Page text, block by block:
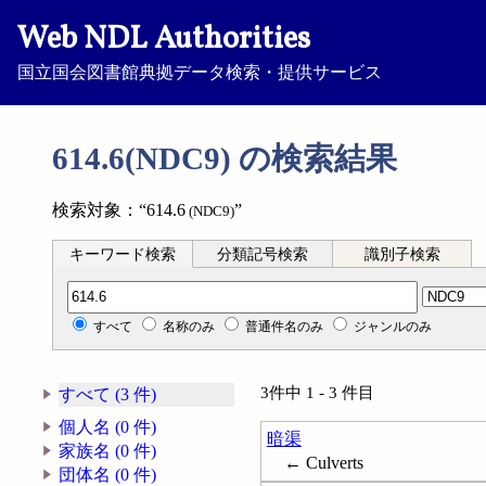
Web NDL Authorities
国立国会図書館典拠データ検索・提供サービス
614.6(NDC9) の検索結果
検索対象：“614.6 (NDC9)”
キーワード検索 分類記号検索 識別子検索
分類記号検索
すべて 名称のみ 普通件名のみ ジャンルのみ
すべて (3 件)
個人名 (0 件)
家族名 (0 件)
団体名 (0 件)
3件中 1 - 3 件目
暗渠
← Culverts